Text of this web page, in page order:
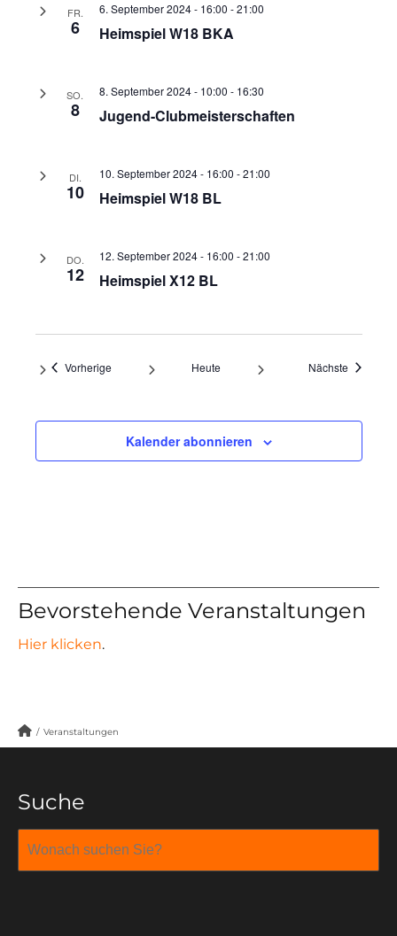
FR.
6 Heimspiel W18 BKA
6. September 2024 - 16:00 -21:00
SO.
8 Jugend-Clubmeisterschaften
8. September 2024 - 10:00 - 16:30
DI.
10 Heimspiel W18 BL
10. September 2024 - 16:00 -21:00
DO.
12 Heimspiel X12 BL
12. September 2024 - 16:00 -21:00
VorherigeVeranstaltungen Heute Nächste
Kalender abonnieren
Bevorstehende Veranstaltungen
Hier klicken.
/ Veranstaltungen
Suche